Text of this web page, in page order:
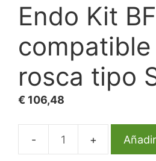
Endo Kit
compatible
rosca tipo
€ 106,48
Endo